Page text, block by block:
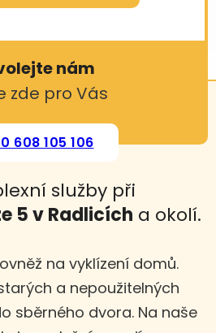
nám
zde pro Vás
608 105 106
služby při
5 v Radlicích a okolí.
na vyklízení domů.
a nepoužitelných
sběrného dvora. Na naše